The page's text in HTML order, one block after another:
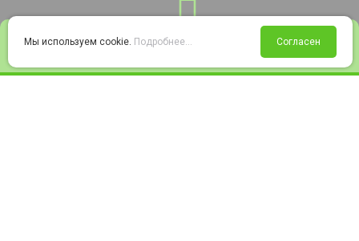
Войти Избранное Корзина
Мы используем cookie. Подробнее... Согласен